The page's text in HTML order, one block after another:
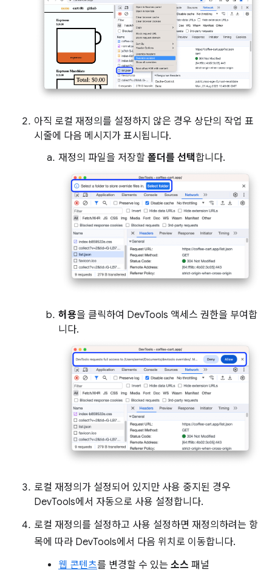
아직 로컬 재정의를 설정하지 않은 경우 상단의 작업 표
시줄에 다음 메시지가 표시됩니다.
재정의 파일을 저장할 폴더를 선택합니다.
허용을 클릭하여 DevTools 액세스 권한을 부여합
니다.
로컬 재정의가 설정되어 있지만 사용 중지된 경우
DevTools에서 자동으로 사용 설정합니다.
로컬 재정의를 설정하고 사용 설정하면 재정의하려는 항
목에 따라 DevTools에서 다음 위치로 이동합니다.
웹 콘텐츠를 변경할 수 있는 소스 패널